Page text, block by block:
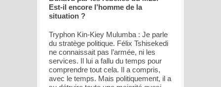
Est-il encore l’homme de la
situation ?
Tryphon Kin-Kiey Mulumba : Je parle
du stratège politique. Félix Tshisekedi
ne connaissait pas l’armée, ni les
services. Il lui a fallu du temps pour
comprendre tout cela. Il a compris,
avec le temps. Mais politiquement, il a